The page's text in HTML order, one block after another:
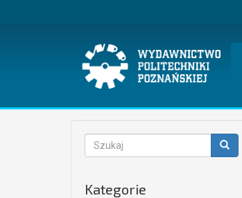
Formularz
wyszukiwania
Kategorie